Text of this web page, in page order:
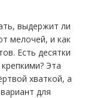
выдержит ли
мелочей, и как
Есть десятки
Эта
хваткой, а
для